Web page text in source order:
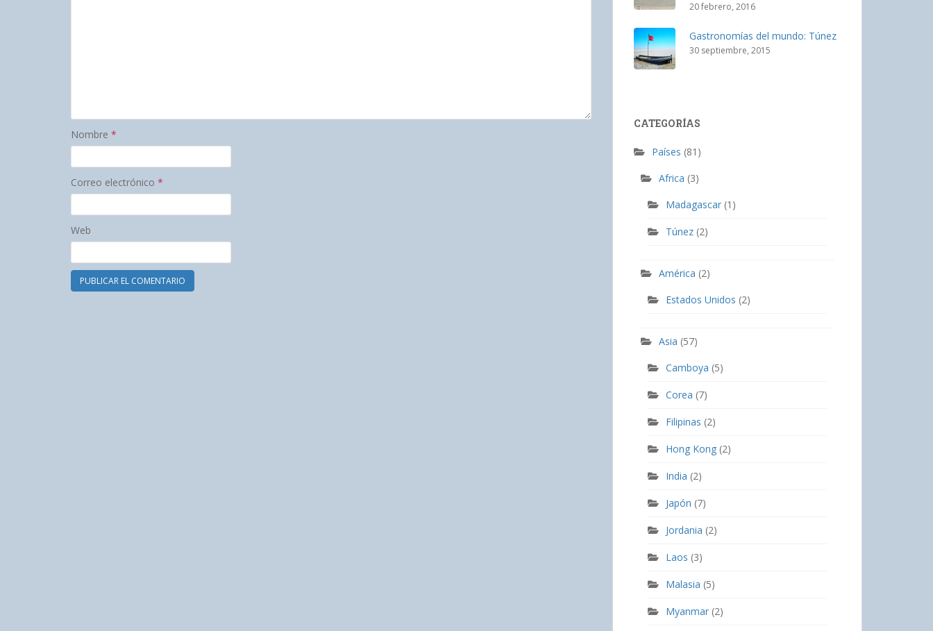
Nombre *
Correo electrónico *
Web
20 febrero, 2016
Gastronomías del mundo: Túnez
30 septiembre, 2015
CATEGORÍAS
Países (81)
Africa (3)
Madagascar (1)
Túnez (2)
América (2)
Estados Unidos (2)
Asia (57)
Camboya (5)
Corea (7)
Filipinas (2)
Hong Kong (2)
India (2)
Japón (7)
Jordania (2)
Laos (3)
Malasia (5)
Myanmar (2)